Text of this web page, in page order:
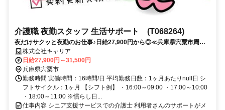
介護職 夜勤スタッフ 生活サポート (T068264)
夜だけサクッと夜勤のお仕事♪日給27,900円から◎≪兵庫県宍粟市周辺
≫ 株式会社キャリア
日給27,900円～31,500円
兵庫県宍粟市
勤務時間 実働時間：16時間/日 平均勤務日数：1ヶ月あたりnull日 シ
フトサイクル：1ヶ月 【シフト例】 ・16:00～09:00 ・17:00～10:00
・18:00～11:00 ※慣らし日...
仕事内容 シニア支援サービスでの介護士 利用者さんのサポートがメ